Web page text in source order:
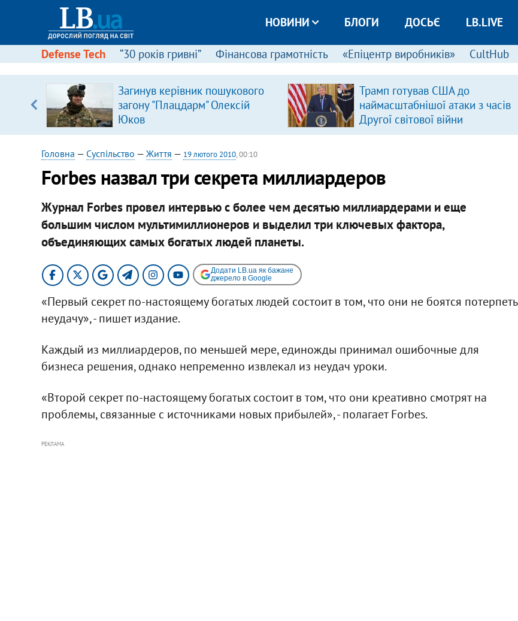
НОВИНИ БЛОГИ ДОСЬЄ LB.LIVE
Defense Tech “30 років гривні” Фінансова грамотність «Епіцентр виробників» CultHub
Загинув керівник пошукового
загону "Плацдарм" Олексій
Юков
Трамп готував США до
наймасштабнішої атаки з часів
Другої світової війни
Головна — Суспільство — Життя — 19 лютого 2010, 00:10
Forbes назвал три секрета миллиардеров
Журнал Forbes провел интервью с более чем десятью миллиардерами и еще
большим числом мультимиллионеров и выделил три ключевых фактора,
объединяющих самых богатых людей планеты.
Додати LB.ua як бажане
джерело в Google
«Первый секрет по-настоящему богатых людей состоит в том, что они не боятся потерпеть
неудачу», - пишет издание.
Каждый из миллиардеров, по меньшей мере, единожды принимал ошибочные для
бизнеса решения, однако непременно извлекал из неудач уроки.
«Второй секрет по-настоящему богатых состоит в том, что они креативно смотрят на
проблемы, связанные с источниками новых прибылей», - полагает Forbes.
РЕКЛАМА